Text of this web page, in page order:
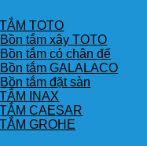
TOTO
Bồn tắm xây TOTO
Bồn tắm có chân đế
Bồn tắm GALALACO
Bồn tắm đặt sàn
INAX
CAESAR
GROHE